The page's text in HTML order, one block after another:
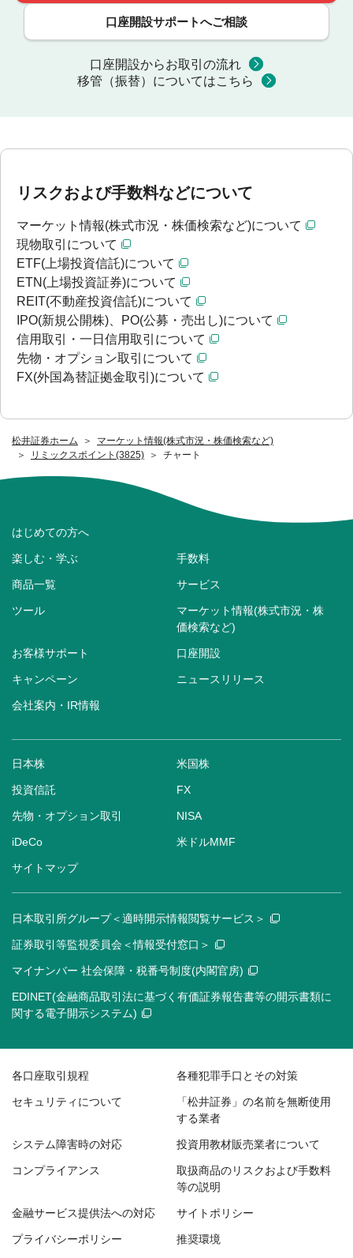
松井証券ホーム
マーケット情報(株式市況・株価検索など)
リミックスポイント(3825)
チャート
口座開設サポートへご相談
口座開設からお取引の流れ
移管（振替）についてはこちら
リスクおよび手数料などについて
マーケット情報(株式市況・株価検索など)について
現物取引について
ETF(上場投資信託)について
ETN(上場投資証券)について
REIT(不動産投資信託)について
IPO(新規公開株)、PO(公募・売出し)について
信用取引・一日信用取引について
先物・オプション取引について
FX(外国為替証拠金取引)について
はじめての方へ
楽しむ・学ぶ 手数料
商品一覧 サービス
ツール
マーケット情報(株式市況・株
価検索など)
お客様サポート 口座開設
キャンペーン ニュースリリース
会社案内・IR情報
日本株 米国株
投資信託 FX
先物・オプション取引 NISA
iDeCo 米ドルMMF
サイトマップ
日本取引所グループ＜適時開示情報閲覧サービス＞
証券取引等監視委員会＜情報受付窓口＞
マイナンバー 社会保障・税番号制度(内閣官房)
EDINET(金融商品取引法に基づく有価証券報告書等の開示書類に
関する電子開示システム)
各口座取引規程 各種犯罪手口とその対策
セキュリティについて
「松井証券」の名前を無断使用
する業者
システム障害時の対応 投資用教材販売業者について
コンプライアンス
取扱商品のリスクおよび手数料
等の説明
金融サービス提供法への対応 サイトポリシー
プライバシーポリシー 推奨環境